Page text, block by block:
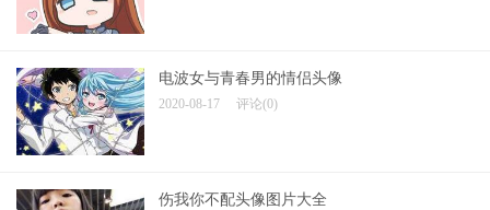
电波女与青春男的情侣头像
2020-08-17 评论(0)
伤我你不配头像图片大全